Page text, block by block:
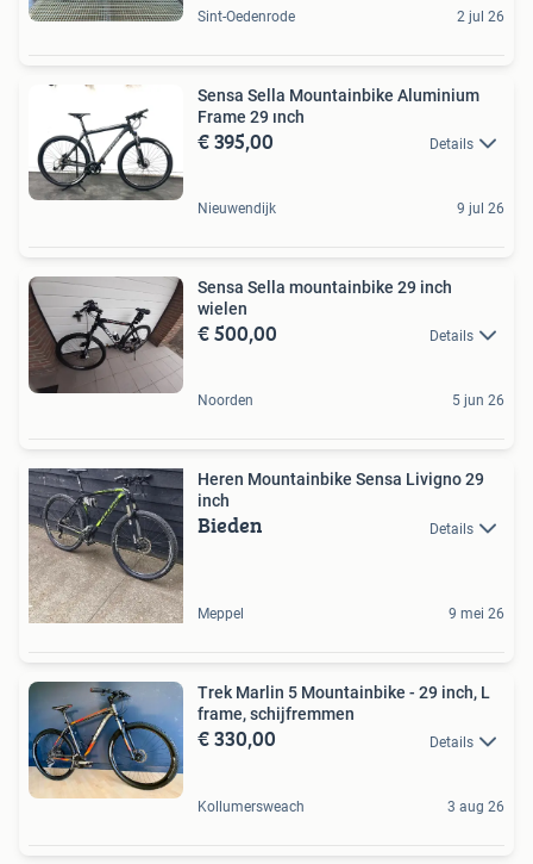
Sint-Oedenrode 2 jul 26
Sensa Sella Mountainbike Aluminium
Frame 29 ınch
€ 395,00 Details
Nieuwendijk 9 jul 26
Sensa Sella mountainbike 29 inch
wielen
€ 500,00 Details
Noorden 5 jun 26
Heren Mountainbike Sensa Livigno 29
inch
Bieden Details
Meppel 9 mei 26
Trek Marlin 5 Mountainbike - 29 inch, L
frame, schijfremmen
€ 330,00 Details
Kollumersweach 3 aug 26